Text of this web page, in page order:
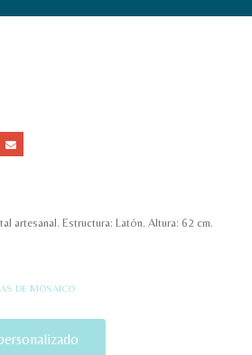
artesanal. Estructura: Latón. Altura: 62 cm.
DE MOSAICO